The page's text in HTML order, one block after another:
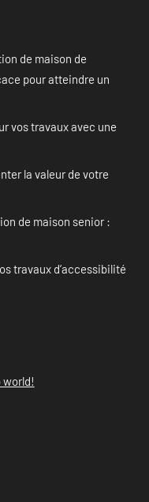
de maison de
pour atteindre un
vos travaux avec une
la valeur de votre
de maison senior :
travaux d’accessibilité
world!